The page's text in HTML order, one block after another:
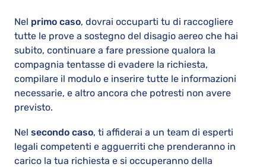
Nel primo caso, dovrai occuparti tu di raccogliere
tutte le prove a sostegno del disagio aereo che hai
subito, continuare a fare pressione qualora la
compagnia tentasse di evadere la richiesta,
compilare il modulo e inserire tutte le informazioni
necessarie, e altro ancora che potresti non avere
previsto.
Nel secondo caso, ti affiderai a un team di esperti
legali competenti e agguerriti che prenderanno in
carico la tua richiesta e si occuperanno della